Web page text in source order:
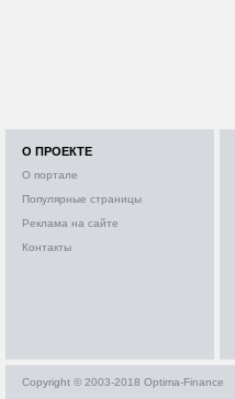
О ПРОЕКТЕ
О портале
Популярные страницы
Реклама на сайте
Контакты
Copyright © 2003-2018 Optima-Finance